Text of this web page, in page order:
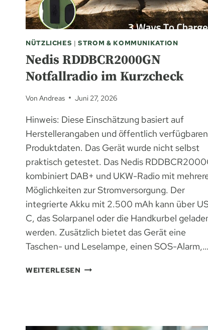
NÜTZLICHES |STROM & KOMMUNIKATION
Nedis RDDBCR2000GN
Notfallradio im Kurzcheck
Von Andreas Juni 27, 2026
Hinweis: Diese Einschätzung basiert auf
Herstellerangaben und öffentlich verfügbaren
Produktdaten. Das Gerät wurde nicht selbst
praktisch getestet. Das Nedis
kombiniert DAB+ und UKW-Radio mit
Möglichkeiten zur Stromversorgung. Der
integrierte Akku mit 2.500 mAh kann über
C, das Solarpanel oder die Handkurbel
werden. Zusätzlich bietet das Gerät eine
Taschen- und Leselampe, einen SOS-Alarm,…
WEITERLESEN NEDIS